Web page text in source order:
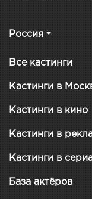
Россия
Все кастинги
Кастинги в
Кастинги в кино
Кастинги в
Кастинги в
База актёров